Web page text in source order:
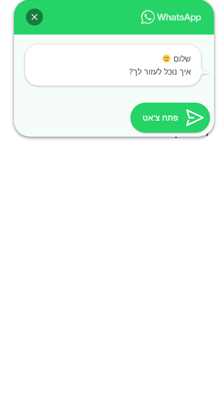
צור קשר
הצהרת נגישות
השירותים שלנו
בשרי
חלבי
פרווה
טבעוני
ללא גלוטן
פתח צ'אט
שלום
איך נוכל לעזור לך?